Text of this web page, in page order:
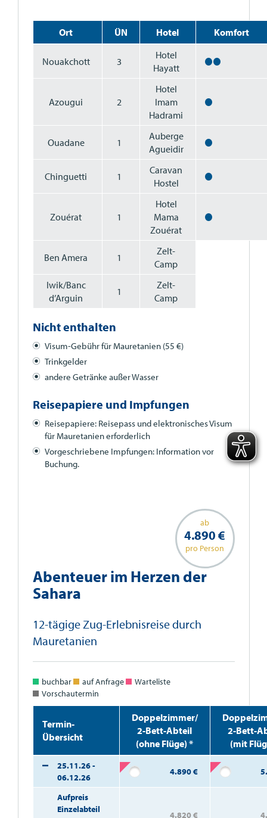
Ort ÜN Hotel Komfort
Nouakchott 3
Hotel
Hayatt
Azougui 2
Hotel
Imam
Hadrami
Ouadane 1
Auberge
Agueidir
Chinguetti 1
Caravan
Hostel
Zouérat 1
Hotel
Mama
Zouérat
Ben Amera 1
Zelt-
Camp
Iwik/Banc
d’Arguin
1
Zelt-
Camp
Nicht enthalten
Visum-Gebühr für Mauretanien (55 €)
Trinkgelder
andere Getränke außer Wasser
Reisepapiere und Impfungen
Reisepapiere: Reisepass und elektronisches Visum
für Mauretanien erforderlich
Vorgeschriebene Impfungen: Information vor
Buchung.
ab
4.890 €
pro Person
Abenteuer im Herzen der
Sahara
12-tägige Zug-Erlebnisreise durch
Mauretanien
buchbar auf Anfrage
Warteliste
Vorschautermin
Termin-
Übersicht
Doppelzimmer/
2-Bett-Abteil
(ohne Flüge) *
2-Bett-
(mit
25.11.26 -
06.12.26
4.890€
Aufpreis
Einzelabteil
4.820€